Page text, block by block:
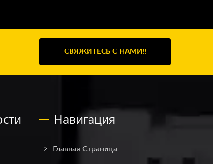
СВЯЖИТЕСЬ С НАМИ!!
Навигация
Главная Страница